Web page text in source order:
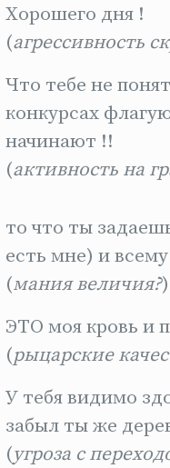
Хорошего дня !
(агрессивность
Что тебе не
конкурсах
начинают !!
(активность на
то что ты
есть мне) и
(мания величия?)
ЭТО моя кровь и
(рыцарские
У тебя видимо
забыл ты же
(угроза с